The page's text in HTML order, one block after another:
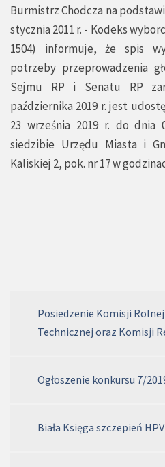
Burmistrz Chodcza na
stycznia 2011 r. - Kodeks
1504) informuje, że spis
potrzeby przeprowadzenia
Sejmu RP i Senatu RP
października 2019 r. jest
23 września 2019 r. do dnia
siedzibie Urzędu Miasta i
Kaliskiej 2, pok. nr 17 w
Posiedzenie Komisji
Technicznej oraz Komisji
Ogłoszenie konkursu 7/
Biała Księga szczepień HPV